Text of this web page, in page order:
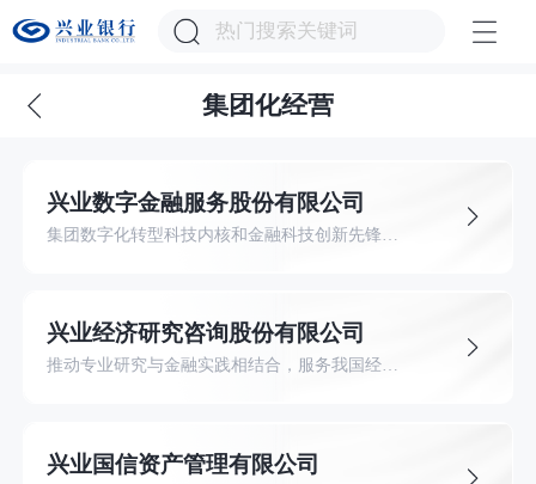
集团化经营
兴业数字金融服务股份有限公司
兴业经济研究咨询股份有限公司
兴业国信资产管理有限公司